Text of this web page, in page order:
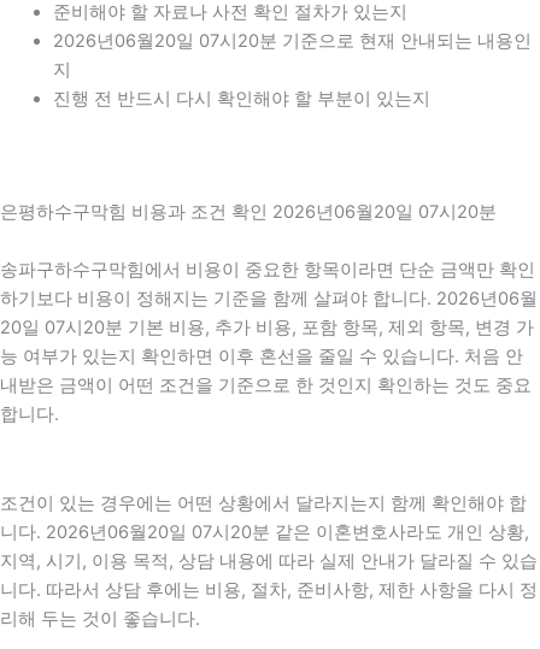
준비해야 할 자료나 사전 확인 절차가 있는지
2026년06월20일 07시20분 기준으로 현재 안내되는 내용인
지
진행 전 반드시 다시 확인해야 할 부분이 있는지
은평하수구막힘 비용과 조건 확인 2026년06월20일 07시20분
송파구하수구막힘에서 비용이 중요한 항목이라면 단순 금액만 확인
하기보다 비용이 정해지는 기준을 함께 살펴야 합니다. 2026년06월
20일 07시20분 기본 비용, 추가 비용, 포함 항목, 제외 항목, 변경 가
능 여부가 있는지 확인하면 이후 혼선을 줄일 수 있습니다. 처음 안
내받은 금액이 어떤 조건을 기준으로 한 것인지 확인하는 것도 중요
합니다.
조건이 있는 경우에는 어떤 상황에서 달라지는지 함께 확인해야 합
니다. 2026년06월20일 07시20분 같은 이혼변호사라도 개인 상황,
지역, 시기, 이용 목적, 상담 내용에 따라 실제 안내가 달라질 수 있습
니다. 따라서 상담 후에는 비용, 절차, 준비사항, 제한 사항을 다시 정
리해 두는 것이 좋습니다.